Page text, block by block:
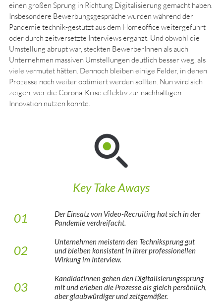
einen großen Sprung in Richtung Digitalisierung gemacht haben.
Insbesondere Bewerbungsgespräche wurden während der
Pandemie technik-gestützt aus dem Homeoffice weitergeführt
oder durch zeitversetzte Interviews ergänzt. Und obwohl die
Umstellung abrupt war, steckten BewerberInnen als auch
Unternehmen massiven Umstellungen deutlich besser weg, als
viele vermutet hätten. Dennoch bleiben einige Felder, in denen
Prozesse noch weiter optimiert werden sollten. Nun wird sich
zeigen, wer die Corona-Krise effektiv zur nachhaltigen
Innovation nutzen konnte.
Key Take Aways
01
Der Einsatz von Video-Recruiting hat sich in der
Pandemie verdreifacht.
02
Unternehmen meistern den Techniksprung gut
und bleiben konsistent in ihrer professionellen
Wirkung im Interview.
03
KandidatInnen gehen den Digitalisierungssprung
mit und erleben die Prozesse als gleich persönlich,
aber glaubwürdiger und zeitgemäßer.